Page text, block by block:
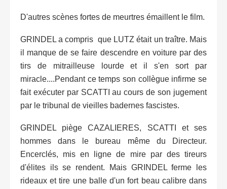
D'autres scènes fortes de meurtres émaillent le film.
GRINDEL a compris que LUTZ était un traître. Mais
il manque de se faire descendre en voiture par des
tirs de mitrailleuse lourde et il s'en sort par
miracle....Pendant ce temps son collègue infirme se
fait exécuter par SCATTI au cours de son jugement
par le tribunal de vieilles badernes fascistes.
GRINDEL piège CAZALIERES, SCATTI et ses
hommes dans le bureau même du Directeur.
Encerclés, mis en ligne de mire par des tireurs
d'élites ils se rendent. Mais GRINDEL ferme les
rideaux et tire une balle d'un fort beau calibre dans